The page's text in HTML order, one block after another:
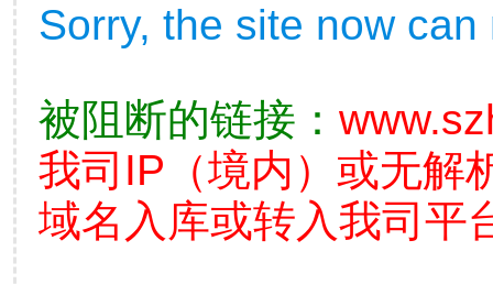
Sorry, the site now
被阻断的链接：
我司IP（境内）或无解
域名入库或转入我司平